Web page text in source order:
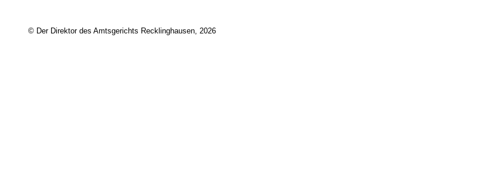
© Der Direktor des Amtsgerichts Recklinghausen, 2026